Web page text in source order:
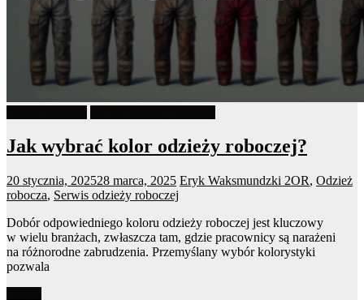
Jak wybrać kolor odzieży roboczej?
20 stycznia, 202528 marca, 2025 Eryk Waksmundzki 2OR, Odzież
robocza, Serwis odzieży roboczej
Dobór odpowiedniego koloru odzieży roboczej jest kluczowy
w wielu branżach, zwłaszcza tam, gdzie pracownicy są narażeni
na różnorodne zabrudzenia. Przemyślany wybór kolorystyki
pozwala